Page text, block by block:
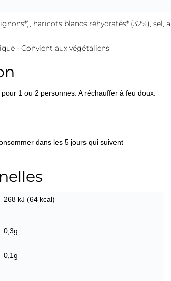
haricots blancs réhydratés* (32%), sel,
- Convient aux végétaliens
1 ou 2 personnes. A réchauffer à feu doux.
dans les 5 jours qui suivent
268 kJ (64 kcal)
0,3g
0,1g